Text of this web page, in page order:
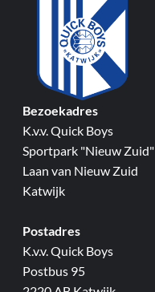
Bezoekadres
K.v.v. Quick Boys
Sportpark "Nieuw Zuid"
Laan van Nieuw Zuid
Katwijk
Postadres
K.v.v. Quick Boys
Postbus 95